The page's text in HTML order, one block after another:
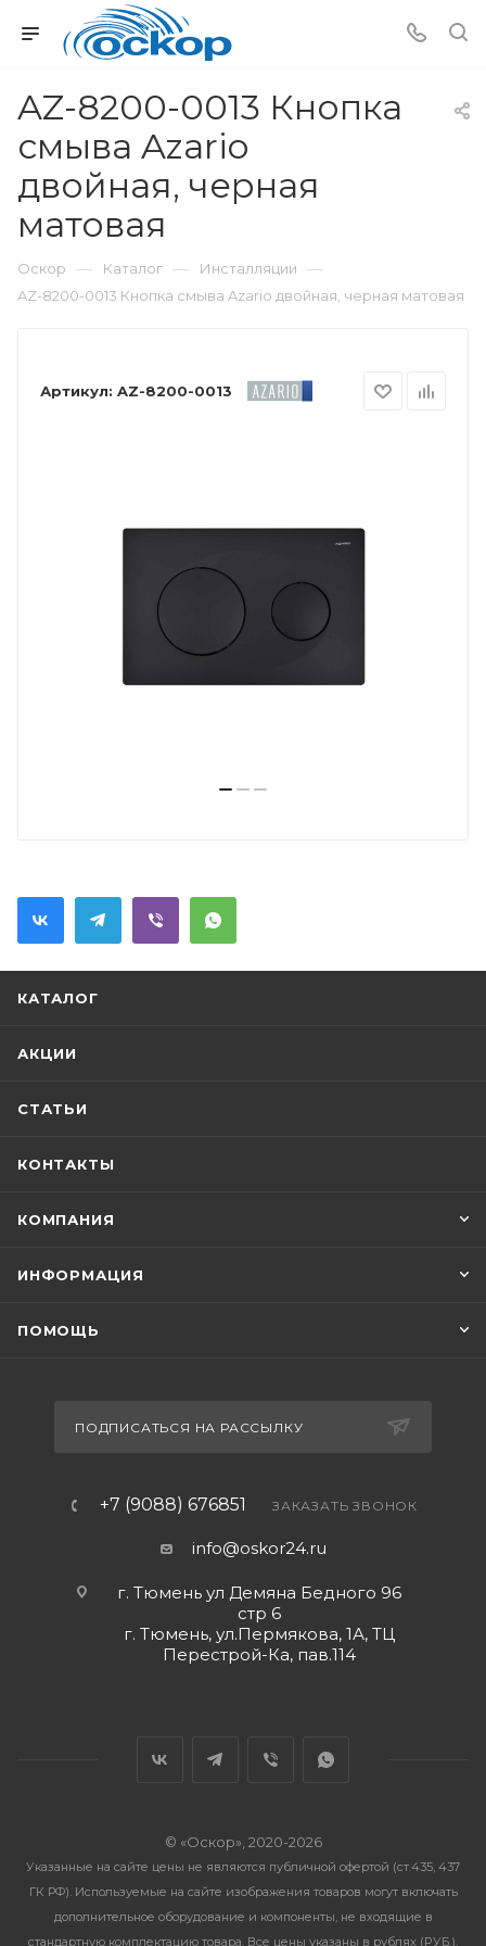
AZ-8200-0013 Кнопка
смыва Azario
двойная, черная
матовая
Оскор — Каталог — Инсталляции —
AZ-8200-0013 Кнопка смыва Azario двойная, черная матовая
Артикул: AZ-8200-0013
КАТАЛОГ
АКЦИИ
СТАТЬИ
КОНТАКТЫ
КОМПАНИЯ
ИНФОРМАЦИЯ
ПОМОЩЬ
ПОДПИСАТЬСЯ НА РАССЫЛКУ
+7 (9088) 676851 ЗАКАЗАТЬ ЗВОНОК
info@oskor24.ru
г. Тюмень ул Демяна Бедного 96
стр 6
г. Тюмень, ул.Пермякова, 1А, ТЦ
Перестрой-Ка, пав.114
© «Оскор», 2020-2026
Указанные на сайте цены не являются публичной офертой (ст.435, 437
ГК РФ). Используемые на сайте изображения товаров могут включать
дополнительное оборудование и компоненты, не входящие в
стандартную комплектацию товара. Все цены указаны в рублях (PУБ.).